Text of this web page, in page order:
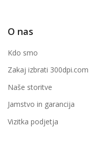
O nas
Kdo smo
Zakaj izbrati 300dpi.com
Naše storitve
Jamstvo in garancija
Vizitka podjetja